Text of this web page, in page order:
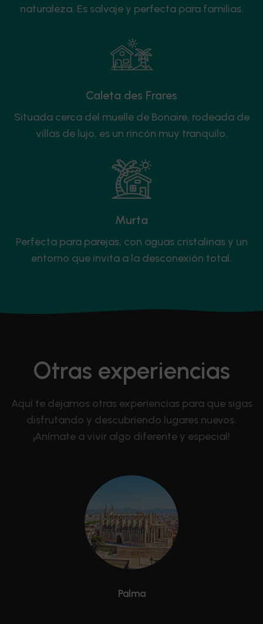
naturaleza. Es salvaje y perfecta para familias.
Caleta des Frares
Situada cerca del muelle de Bonaire, rodeada de
villas de lujo, es un rincón muy tranquilo.
Murta
Perfecta para parejas, con aguas cristalinas y un
entorno que invita a la desconexión total.
Otras experiencias
Aquí te dejamos otras experiencias para que sigas
disfrutando y descubriendo lugares nuevos.
¡Anímate a vivir algo diferente y especial!
Palma